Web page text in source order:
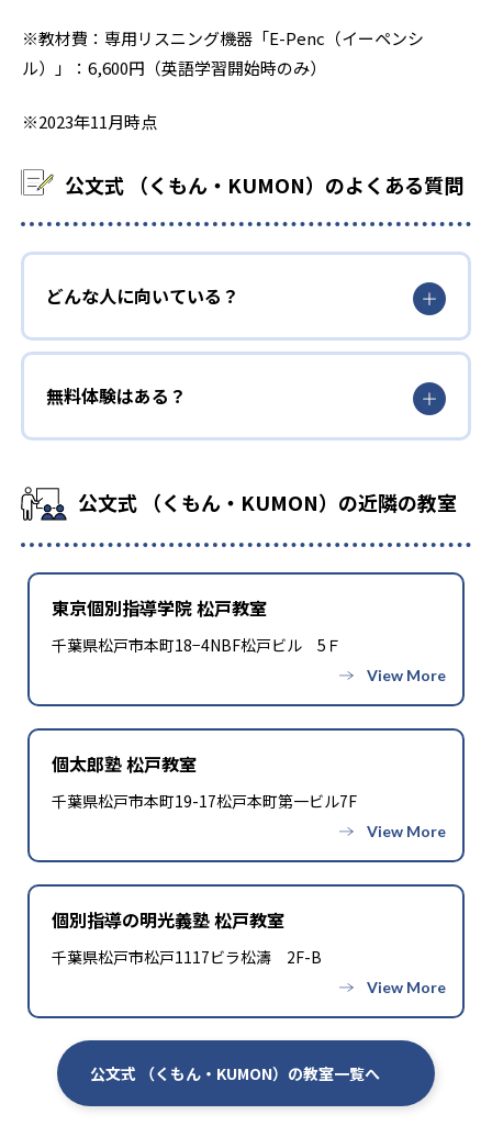
※教材費：専用リスニング機器「E-Penc（イーペンシ
ル）」：6,600円（英語学習開始時のみ）
※2023年11月時点
公文式 （くもん・KUMON）のよくある質問
どんな人に向いている？
無料体験はある？
公文式 （くもん・KUMON）の近隣の教室
東京個別指導学院 松戸教室
千葉県松戸市本町18−4NBF松戸ビル 5Ｆ
個太郎塾 松戸教室
千葉県松戸市本町19-17松戸本町第一ビル7F
個別指導の明光義塾 松戸教室
千葉県松戸市松戸1117ビラ松濤 2F-B
公文式 （くもん・KUMON）の教室一覧へ